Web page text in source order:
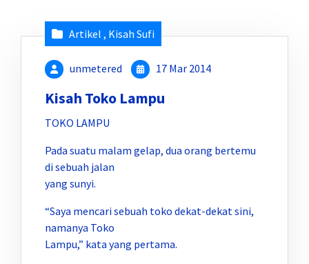
Artikel , Kisah Sufi
unmetered 17 Mar 2014
Kisah Toko Lampu
TOKO LAMPU
Pada suatu malam gelap, dua orang bertemu
di sebuah jalan
yang sunyi.
“Saya mencari sebuah toko dekat-dekat sini,
namanya Toko
Lampu,” kata yang pertama.